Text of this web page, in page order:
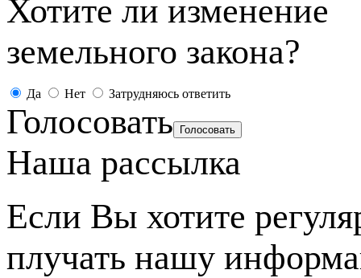
Хотите ли изменение
земельного закона?
Да Нет Затрудняюсь ответить
Голосовать
Наша рассылка
Если Вы хотите
плучать нашу